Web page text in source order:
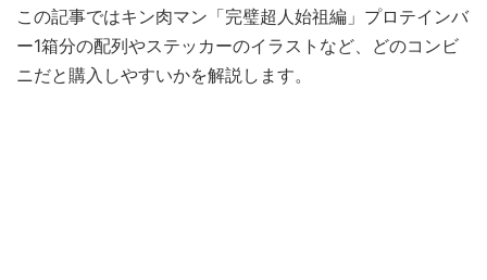
この記事ではキン肉マン「完璧超人始祖編」プロテインバ
ー1箱分の配列やステッカーのイラストなど、どのコンビ
ニだと購入しやすいかを解説します。